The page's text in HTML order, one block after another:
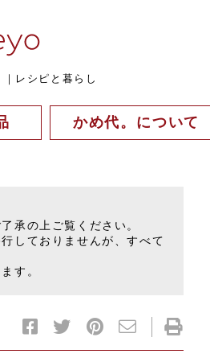
レシピと暮らし
かめ代。について
承の上ご覧ください。
しておりませんが、すべて
す。